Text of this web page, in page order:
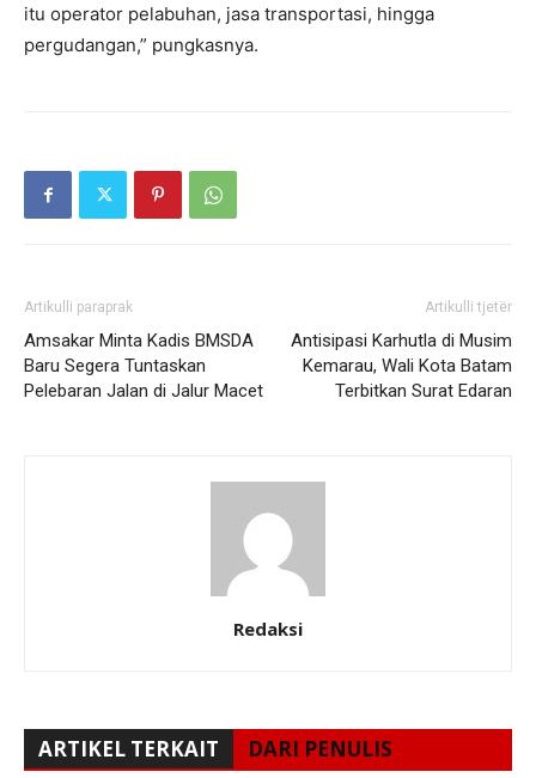
itu operator pelabuhan, jasa transportasi, hingga
pergudangan,” pungkasnya.
Artikulli paraprak
Amsakar Minta Kadis BMSDA
Baru Segera Tuntaskan
Pelebaran Jalan di Jalur Macet
Artikulli tjetër
Antisipasi Karhutla di Musim
Kemarau, Wali Kota Batam
Terbitkan Surat Edaran
Redaksi
ARTIKEL TERKAIT DARI PENULIS